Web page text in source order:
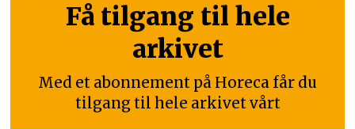
Få tilgang til hele
arkivet
Med et abonnement på Horeca får du
tilgang til hele arkivet vårt